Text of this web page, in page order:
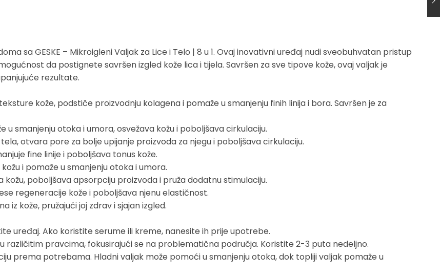
sa GESKE – Mikroigleni Valjak za Lice i Telo | 8 u 1. Ovaj inovativni uređaj nudi sveobuhvatan pristup
da postignete savršen izgled kože lica i tijela. Savršen za sve tipove kože, ovaj valjak je
rezultate.
kože, podstiče proizvodnju kolagena i pomaže u smanjenju finih linija i bora. Savršen je za
u smanjenju otoka i umora, osvežava kožu i poboljšava cirkulaciju.
otvara pore za bolje upijanje proizvoda za njegu i poboljšava cirkulaciju.
fine linije i poboljšava tonus kože.
i pomaže u smanjenju otoka i umora.
kožu, poboljšava apsorpciju proizvoda i pruža dodatnu stimulaciju.
regeneracije kože i poboljšava njenu elastičnost.
iz kože, pružajući joj zdrav i sjajan izgled.
uređaj. Ako koristite serume ili kreme, nanesite ih prije upotrebe.
različitim pravcima, fokusirajući se na problematična područja. Koristite 2-3 puta nedeljno.
prema potrebama. Hladni valjak može pomoći u smanjenju otoka, dok topliji valjak pomaže u